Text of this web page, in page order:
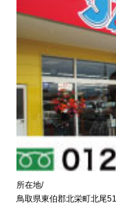
所在地/
鳥取県東伯郡北栄町北尾